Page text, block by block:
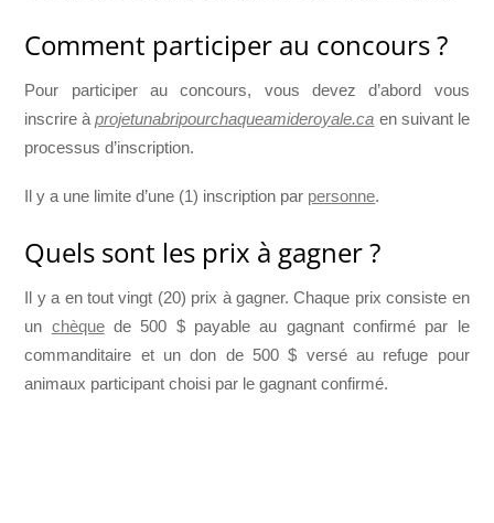
Comment participer au concours ?
Pour participer au concours, vous devez d’abord vous
inscrire àprojetunabripourchaqueamideroyale.ca en suivant le
processus d’inscription.
Il y a une limite d’une (1) inscription par personne.
Quels sont les prix à gagner ?
Il y a en tout vingt (20) prix à gagner. Chaque prix consiste en
un chèquede 500 $ payable au gagnant confirmé par le
commanditaire et un don de 500 $ versé au refuge pour
animaux participant choisi par le gagnant confirmé.